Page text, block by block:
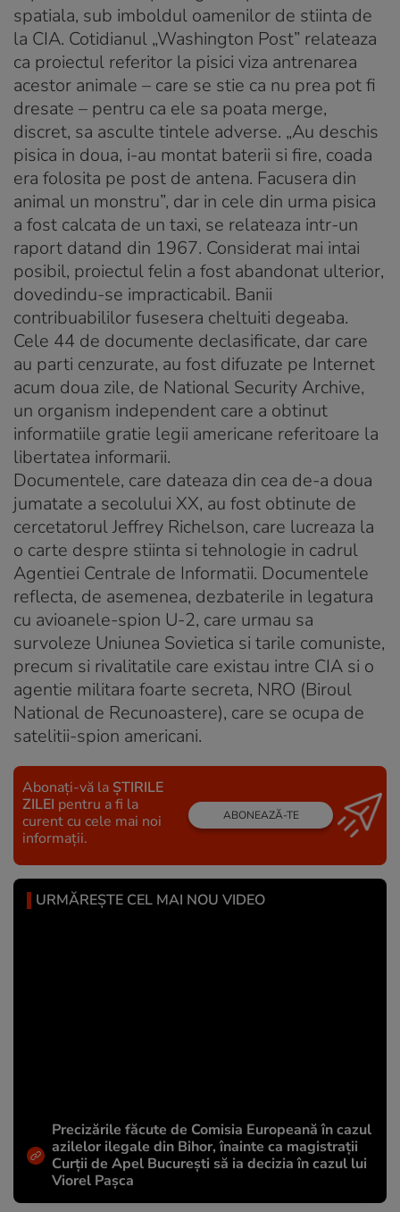
spatiala, sub imboldul oamenilor de stiinta de
la CIA. Cotidianul „Washington Post” relateaza
ca proiectul referitor la pisici viza antrenarea
acestor animale – care se stie ca nu prea pot fi
dresate – pentru ca ele sa poata merge,
discret, sa asculte tintele adverse. „Au deschis
pisica in doua, i-au montat baterii si fire, coada
era folosita pe post de antena. Facusera din
animal un monstru”, dar in cele din urma pisica
a fost calcata de un taxi, se relateaza intr-un
raport datand din 1967. Considerat mai intai
posibil, proiectul felin a fost abandonat ulterior,
dovedindu-se impracticabil. Banii
contribuabililor fusesera cheltuiti degeaba.
Cele 44 de documente declasificate, dar care
au parti cenzurate, au fost difuzate pe Internet
acum doua zile, de National Security Archive,
un organism independent care a obtinut
informatiile gratie legii americane referitoare la
libertatea informarii.
Documentele, care dateaza din cea de-a doua
jumatate a secolului XX, au fost obtinute de
cercetatorul Jeffrey Richelson, care lucreaza la
o carte despre stiinta si tehnologie in cadrul
Agentiei Centrale de Informatii. Documentele
reflecta, de asemenea, dezbaterile in legatura
cu avioanele-spion U-2, care urmau sa
survoleze Uniunea Sovietica si tarile comuniste,
precum si rivalitatile care existau intre CIA si o
agentie militara foarte secreta, NRO (Biroul
National de Recunoastere), care se ocupa de
satelitii-spion americani.
Abonați-vă la ȘTIRILE
ZILEI pentru a fi la
curent cu cele mai noi
informații.
ABONEAZĂ-TE
URMĂREȘTE CEL MAI NOU VIDEO
Precizările făcute de Comisia Europeană în cazul
azilelor ilegale din Bihor, înainte ca magistrații
Curții de Apel București să ia decizia în cazul lui
Viorel Pașca